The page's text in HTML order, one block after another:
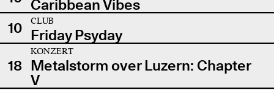
Caribbean Vibes
10
CLUB
Friday Psyday
18
KONZERT
Metalstorm over Luzern: Chapter
V